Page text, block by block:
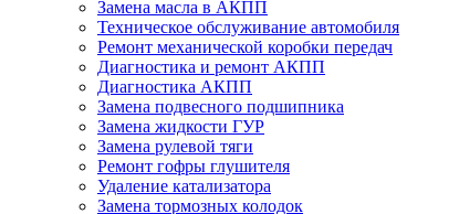
Замена масла в АКПП
Техническое обслуживание автомобиля
Ремонт механической коробки передач
Диагностика и ремонт АКПП
Диагностика АКПП
Замена подвесного подшипника
Замена жидкости ГУР
Замена рулевой тяги
Ремонт гофры глушителя
Удаление катализатора
Замена тормозных колодок